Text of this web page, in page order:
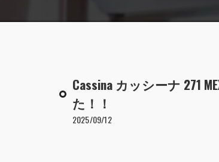
Cassina カッシーナ 271
た！！
2025/09/12